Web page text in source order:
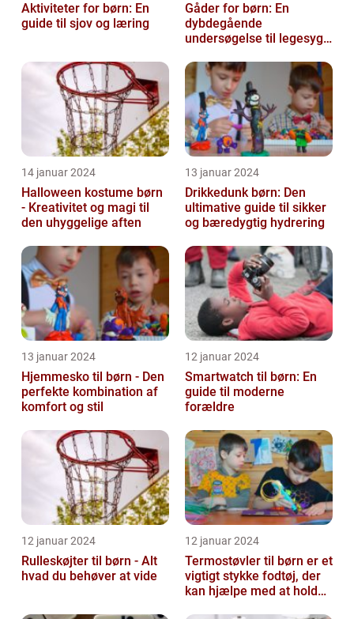
Aktiviteter for børn: En
guide til sjov og læring
Gåder for børn: En
dybdegående
undersøgelse til legesyge
14 januar 2024
Halloween kostume børn
- Kreativitet og magi til
den uhyggelige aften
13 januar 2024
Drikkedunk børn: Den
ultimative guide til sikker
og bæredygtig hydrering
13 januar 2024
Hjemmesko til børn - Den
perfekte kombination af
komfort og stil
12 januar 2024
Smartwatch til børn: En
guide til moderne
forældre
12 januar 2024
Rulleskøjter til børn - Alt
hvad du behøver at vide
12 januar 2024
Termostøvler til børn er et
vigtigt stykke fodtøj, der
kan hjælpe med at holde